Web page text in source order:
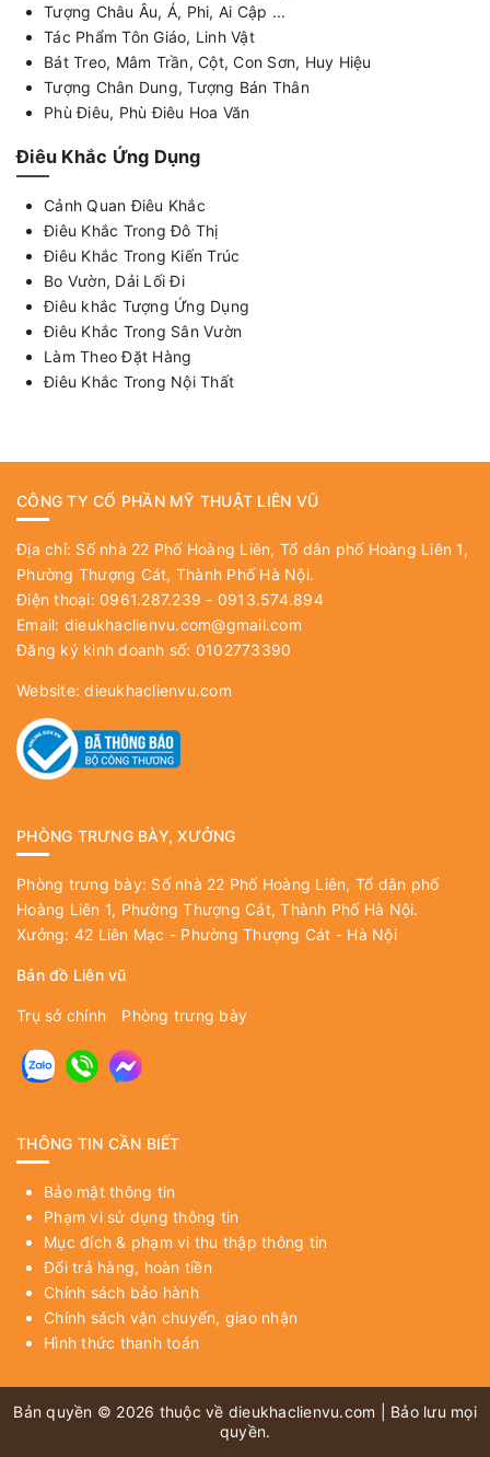
Tượng Châu Âu, Á, Phi, Ai Cập ...
Tác Phẩm Tôn Giáo, Linh Vật
Bát Treo, Mâm Trần, Cột, Con Sơn, Huy Hiệu
Tượng Chân Dung, Tượng Bán Thân
Phù Điêu, Phù Điêu Hoa Văn
Điêu Khắc Ứng Dụng
Cảnh Quan Điêu Khắc
Điêu Khắc Trong Đô Thị
Điêu Khắc Trong Kiến Trúc
Bo Vườn, Dải Lối Đi
Điêu khắc Tượng Ứng Dụng
Điêu Khắc Trong Sân Vườn
Làm Theo Đặt Hàng
Điêu Khắc Trong Nội Thất
CÔNG TY CỔ PHẦN MỸ THUẬT LIÊN VŨ
Địa chỉ: Số nhà 22 Phố Hoàng Liên, Tổ dân phố Hoàng Liên 1,
Phường Thượng Cát, Thành Phố Hà Nội.
Điện thoại: 0961.287.239 - 0913.574.894
Email: dieukhaclienvu.com@gmail.com
Đăng ký kinh doanh số: 0102773390
Website:dieukhaclienvu.com
PHÒNG TRƯNG BÀY, XƯỞNG
Phòng trưng bày: Số nhà 22 Phố Hoàng Liên, Tổ dân phố
Hoàng Liên 1, Phường Thượng Cát, Thành Phố Hà Nội.
Xưởng: 42 Liên Mạc - Phường Thượng Cát - Hà Nội
Bản đồ Liên vũ
Trụ sở chính Phòng trưng bày
THÔNG TIN CẦN BIẾT
Bảo mật thông tin
Phạm vi sử dụng thông tin
Mục đích & phạm vi thu thập thông tin
Đổi trả hàng, hoàn tiền
Chính sách bảo hành
Chính sách vận chuyển, giao nhận
Hình thức thanh toán
Bản quyền © 2026 thuộc về dieukhaclienvu.com | Bảo lưu mọi
quyền.